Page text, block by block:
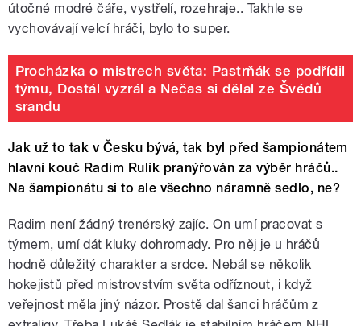
útočné modré čáře, vystřelí, rozehraje.. Takhle se
vychovávají velcí hráči, bylo to super.
Procházka o mistrech světa: Pastrňák se podřídil
týmu, Dostál vyzrál a Nečas si dělal ze Švédů
srandu
Jak už to tak v Česku bývá, tak byl před šampionátem
hlavní kouč Radim Rulík pranýřován za výběr hráčů..
Na šampionátu si to ale všechno náramně sedlo, ne?
Radim není žádný trenérský zajíc. On umí pracovat s
týmem, umí dát kluky dohromady. Pro něj je u hráčů
hodně důležitý charakter a srdce. Nebál se několik
hokejistů před mistrovstvím světa odříznout, i když
veřejnost měla jiný názor. Prostě dal šanci hráčům z